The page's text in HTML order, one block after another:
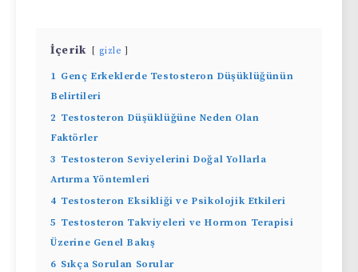
İçerik gizle
1 Genç Erkeklerde Testosteron Düşüklüğünün
Belirtileri
2 Testosteron Düşüklüğüne Neden Olan
Faktörler
3 Testosteron Seviyelerini Doğal Yollarla
Artırma Yöntemleri
4 Testosteron Eksikliği ve Psikolojik Etkileri
5 Testosteron Takviyeleri ve Hormon Terapisi
Üzerine Genel Bakış
6 Sıkça Sorulan Sorular